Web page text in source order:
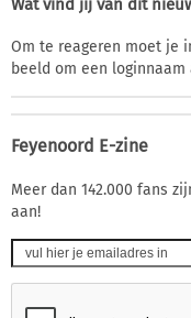
Wat vind jij van dit
Om te reageren moet je
beeld om een
Feyenoord E-zine
Meer dan 142.000 fans
aan!